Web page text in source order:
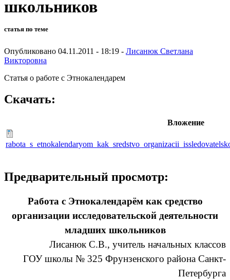
школьников
статья по теме
Опубликовано 04.11.2011 - 18:19 - Лисанюк Светлана
Викторовна
Статья о работе с Этнокалендарем
Скачать:
Вложение
Предварительный просмотр:
Работа с Этнокалендарём как средство
организации исследовательской деятельности
младших школьников
Лисанюк С.В., учитель начальных классов
ГОУ школы № 325 Фрунзенского района Санкт-
Петербурга